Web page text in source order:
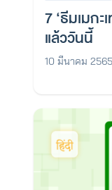
7 ‘ธีมเมก
แล้ววันนี้
10 มีนาคม 2565